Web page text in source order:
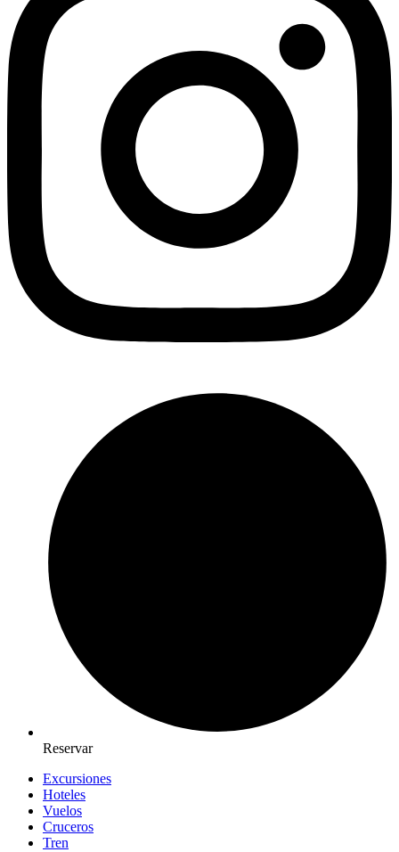
Reservar
Excursiones
Hoteles
Vuelos
Cruceros
Tren